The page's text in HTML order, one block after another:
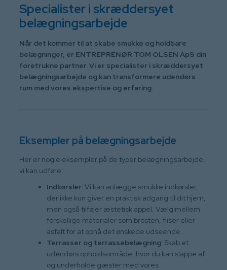
Specialister i skræddersyet
belægningsarbejde
Når det kommer til at skabe smukke og holdbare
belægninger, er ENTREPRENØR TOM OLSEN ApS din
foretrukne partner. Vi er specialister i skræddersyet
belægningsarbejde og kan transformere udendørs
rum med vores ekspertise og erfaring.
Eksempler på belægningsarbejde
Her er nogle eksempler på de typer belægningsarbejde,
vi kan udføre:
Indkørsler: Vi kan anlægge smukke indkørsler,
der ikke kun giver en praktisk adgang til dit hjem,
men også tilføjer æstetisk appel. Vælg mellem
forskellige materialer som brosten, fliser eller
asfalt for at opnå det ønskede udseende.
Terrasser og terrassebelægning: Skab et
udendørs opholdsområde, hvor du kan slappe af
og underholde gæster med vores